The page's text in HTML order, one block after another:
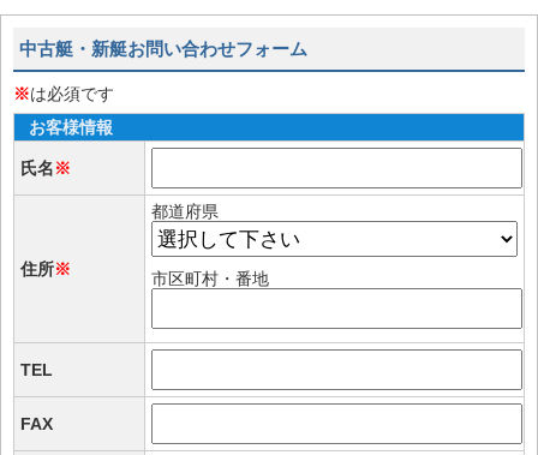
中古艇・新艇お問い合わせフォーム
※は必須です
お客様情報
氏名※
住所※
都道府県
市区町村・番地
TEL
FAX